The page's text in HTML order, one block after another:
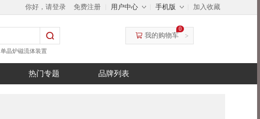
你好，请登录 免费注册 ◇
用户中心 ◇
手机版 加入收藏
>
0
我的购物车
单晶炉磁流体装置
热门专题 品牌列表